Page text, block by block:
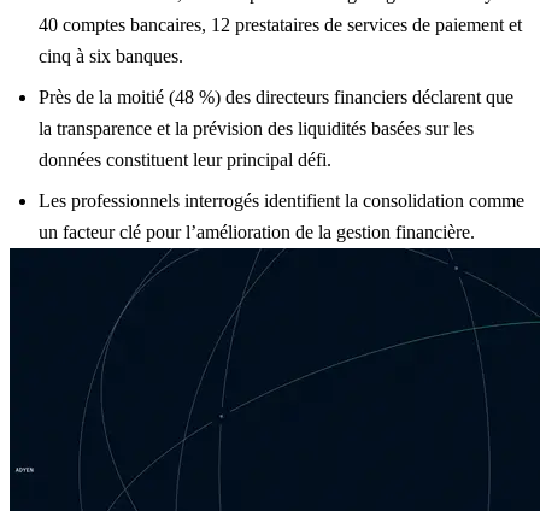
40 comptes bancaires, 12 prestataires de services de paiement et
cinq à six banques.
Près de la moitié (48 %) des directeurs financiers déclarent que
la transparence et la prévision des liquidités basées sur les
données constituent leur principal défi.
Les professionnels interrogés identifient la consolidation comme
un facteur clé pour l’amélioration de la gestion financière.